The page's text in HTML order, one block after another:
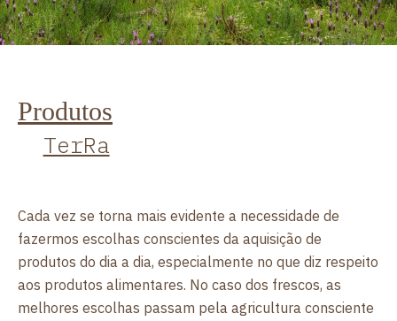
Produtos
TerRa
Cada vez se torna mais evidente a necessidade de
fazermos escolhas conscientes da aquisição de
produtos do dia a dia, especialmente no que diz respeito
aos produtos alimentares. No caso dos frescos, as
melhores escolhas passam pela agricultura consciente